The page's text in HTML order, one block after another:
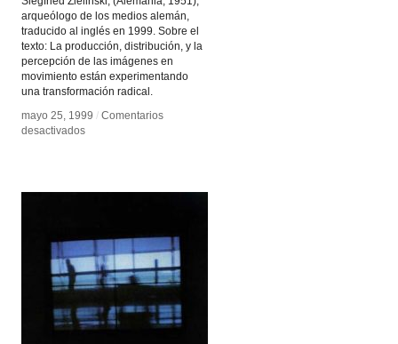
arqueólogo de los medios alemán,
traducido al inglés en 1999. Sobre el
texto: La producción, distribución, y la
percepción de las imágenes en
movimiento están experimentando
una transformación radical.
mayo 25, 1999 / Comentarios
desactivadosen
mayo 25, 1999 / Comentarios
desactivadosen